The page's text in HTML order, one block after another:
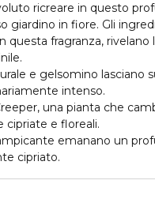
ricreare in questo
giardino in fiore. Gli
fragranza, rivelano
e gelsomino lasciano
intenso.
una pianta che
cipriate e floreali.
emanano un
cipriato.